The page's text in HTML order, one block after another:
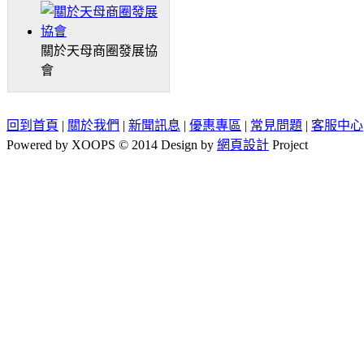
關於天母商圈發展協
會
回到首頁 | 關於我們 | 新聞訊息 | 優惠專區 | 常見問題 | 客服中心
Powered by XOOPS © 2014 Design by 網頁設計 Project